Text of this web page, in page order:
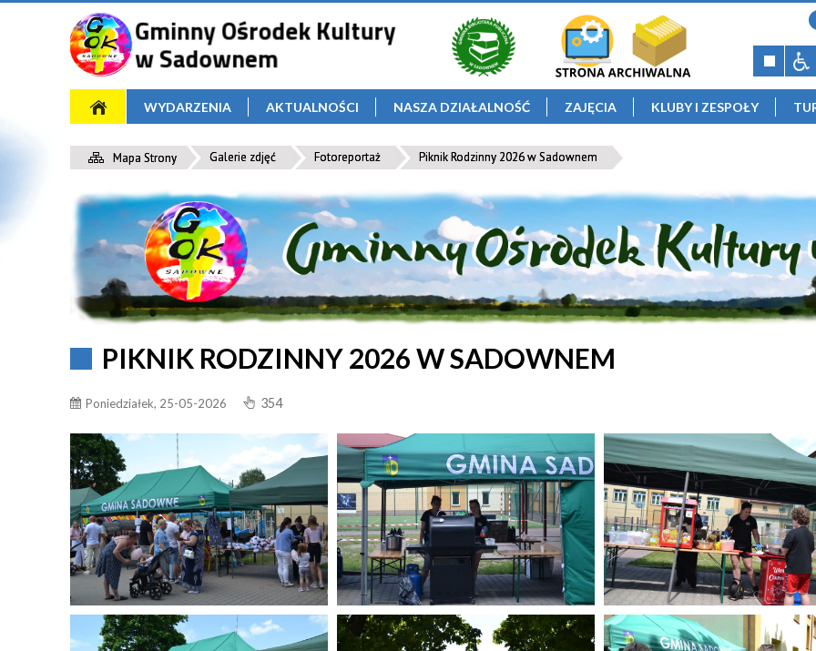
WYDARZENIA AKTUALNOŚCI NASZA DZIAŁALNOŚĆ ZAJĘCIA KLUBY I ZESPOŁY
Mapa Strony Galerie zdjęć Fotoreportaż Piknik Rodzinny 2026 w Sadownem
PIKNIK RODZINNY 2026 W SADOWNEM
Poniedziałek, 25-05-2026 354